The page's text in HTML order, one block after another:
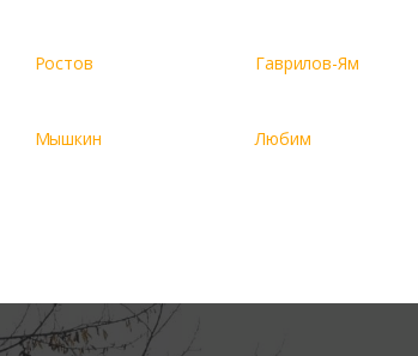
Ростов Гаврилов-Ям
Мышкин Любим